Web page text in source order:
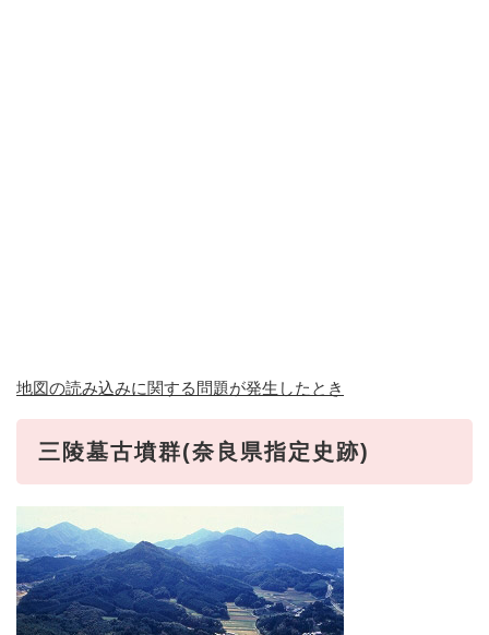
地図の読み込みに関する問題が発生したとき
三陵墓古墳群(奈良県指定史跡)